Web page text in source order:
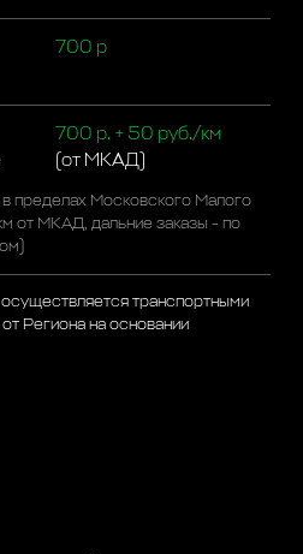
700 р
700 р. + 50 руб./км
(от МКАД)
пределах Московского Малого
от МКАД, дальние заказы - по
транспортными
Региона на основании